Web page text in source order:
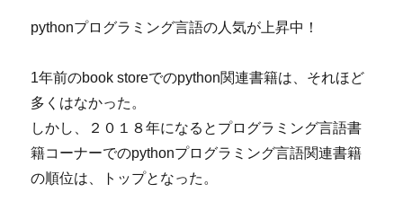
pythonプログラミング言語の人気が上昇中！
1年前のbook storeでのpython関連書籍は、それほど
多くはなかった。
しかし、２０１８年になるとプログラミング言語書
籍コーナーでのpythonプログラミング言語関連書籍
の順位は、トップとなった。